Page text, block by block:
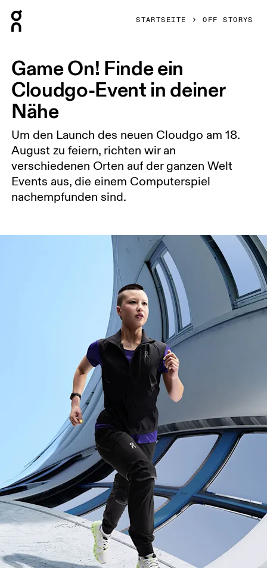
STARTSEITE OFF STORYS
Game On! Finde ein
Cloudgo-Event in deiner
Nähe
Um den Launch des neuen Cloudgo am 18.
August zu feiern, richten wir an
verschiedenen Orten auf der ganzen Welt
Events aus, die einem Computerspiel
nachempfunden sind.